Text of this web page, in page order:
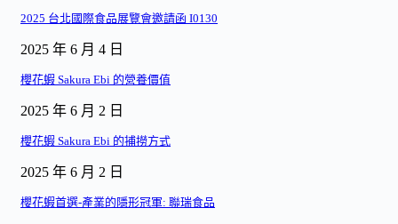
2025 台北國際食品展覽會邀請函 I0130
2025 年 6 月 4 日
櫻花蝦 Sakura Ebi 的營養價值
2025 年 6 月 2 日
櫻花蝦 Sakura Ebi 的捕撈方式
2025 年 6 月 2 日
櫻花蝦首選-產業的隱形冠軍: 聯瑞食品